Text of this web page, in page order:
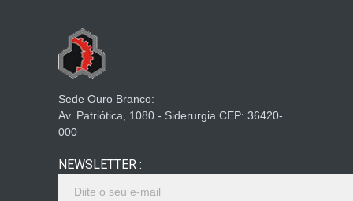
Sede Ouro Branco:
Av. Patriótica, 1080 - Siderurgia CEP: 36420-
000
NEWSLETTER :